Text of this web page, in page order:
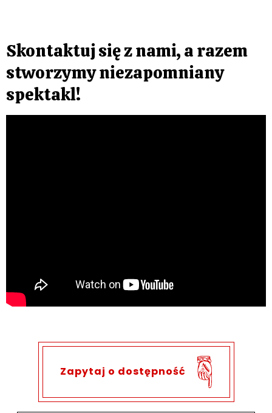
Skontaktuj się z nami, a razem
stworzymy niezapomniany
spektakl!
Zapytaj o dostępność